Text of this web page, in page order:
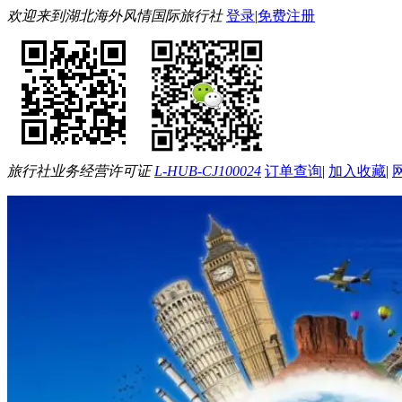
欢迎来到湖北海外风情国际旅行社登录|免费注册
旅行社业务经营许可证L-HUB-CJ100024 订单查询| 加入收藏|